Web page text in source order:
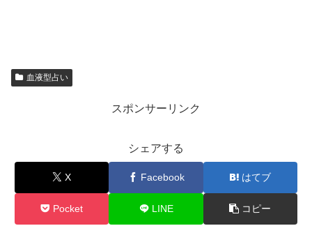
血液型占い
スポンサーリンク
シェアする
X Facebook はてブ
Pocket LINE コピー